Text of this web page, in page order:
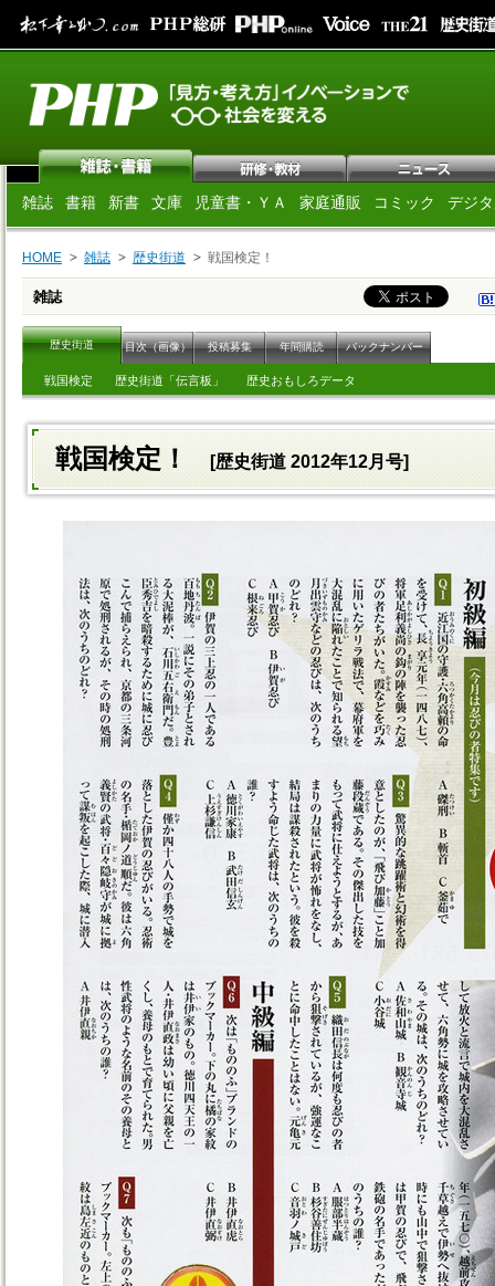
雑誌 書籍 新書 文庫 児童書・ＹＡ 家庭通販 コミック デジ
HOME 雑誌 歴史街道 戦国検定！
雑誌
歴史街道 目次（画像） 投稿募集 年間購読 バックナンバー
戦国検定 歴史街道「伝言板」 歴史おもしろデータ
戦国検定！ [歴史街道 2012年12月号]